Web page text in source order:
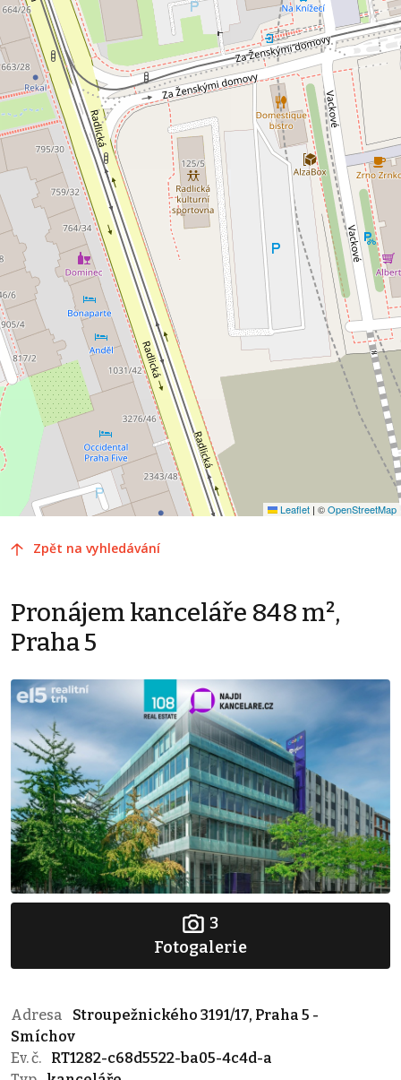
Leaflet | ©OpenStreetMap
Zpět na vyhledávání
Pronájem kanceláře 848 m²,
Praha 5
3
Fotogalerie
Adresa
Stroupežnického 3191/17, Praha 5 -
Smíchov
Ev. č.
RT1282-c68d5522-ba05-4c4d-a